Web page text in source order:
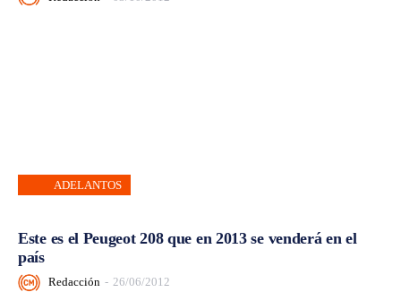
ADELANTOS
Este es el Peugeot 208 que en 2013 se venderá en el
país
Redacción - 26/06/2012